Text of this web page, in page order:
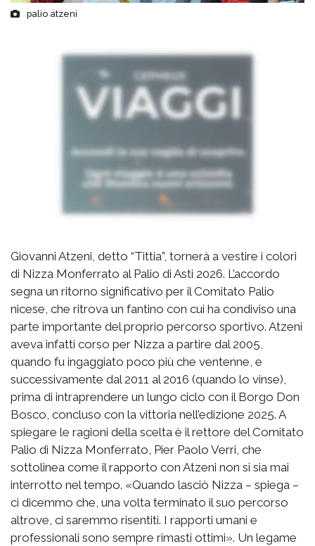
palio atzeni
Giovanni Atzeni, detto “Tittia”, tornerà a vestire i colori
di Nizza Monferrato al Palio di Asti 2026. L’accordo
segna un ritorno significativo per il Comitato Palio
nicese, che ritrova un fantino con cui ha condiviso una
parte importante del proprio percorso sportivo. Atzeni
aveva infatti corso per Nizza a partire dal 2005,
quando fu ingaggiato poco più che ventenne, e
successivamente dal 2011 al 2016 (quando lo vinse),
prima di intraprendere un lungo ciclo con il Borgo Don
Bosco, concluso con la vittoria nell’edizione 2025. A
spiegare le ragioni della scelta è il rettore del Comitato
Palio di Nizza Monferrato, Pier Paolo Verri, che
sottolinea come il rapporto con Atzeni non si sia mai
interrotto nel tempo. «Quando lasciò Nizza – spiega –
ci dicemmo che, una volta terminato il suo percorso
altrove, ci saremmo risentiti. I rapporti umani e
professionali sono sempre rimasti ottimi». Un legame